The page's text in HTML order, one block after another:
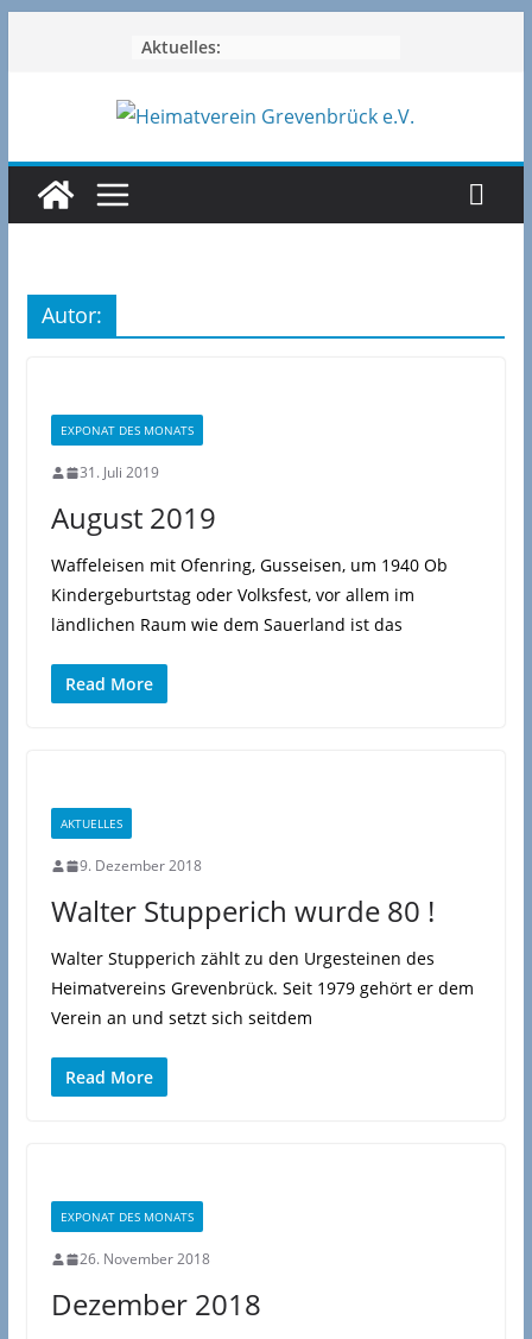
Aktuelles:
Autor:
EXPONAT DES MONATS
31. Juli 2019
August 2019
Waffeleisen mit Ofenring, Gusseisen, um 1940 Ob
Kindergeburtstag oder Volksfest, vor allem im
ländlichen Raum wie dem Sauerland ist das
Read More
AKTUELLES
9. Dezember 2018
Walter Stupperich wurde 80 !
Walter Stupperich zählt zu den Urgesteinen des
Heimatvereins Grevenbrück. Seit 1979 gehört er dem
Verein an und setzt sich seitdem
Read More
EXPONAT DES MONATS
26. November 2018
Dezember 2018